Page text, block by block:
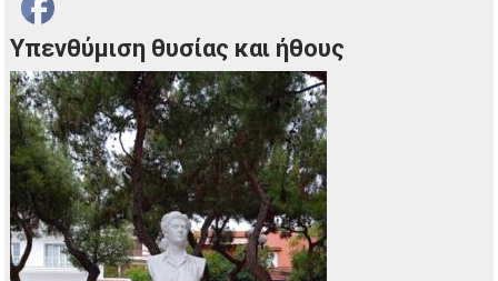
Yπενθύμιση θυσίας και ήθους